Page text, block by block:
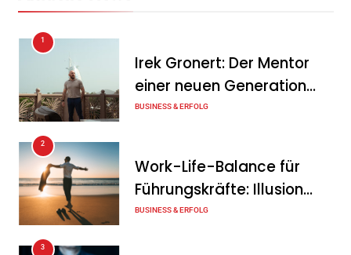
Tanja Schiller
Geschäftsverlauf im
zweiten Quartal
Intersolar-Trend 2026:
Warum Batteriespeicher
zum wichtigsten Baustein
der Energiewende werden
1
Irek Gronert: Der Mentor
einer neuen Generation
von Unternehmern
BUSINESS & ERFOLG
2
Work-Life-Balance für
Führungskräfte: Illusion
oder echte Chance?
BUSINESS & ERFOLG
3